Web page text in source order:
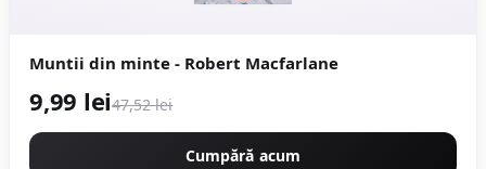
Muntii din minte - Robert Macfarlane
9,99 lei47,52 lei
Cumpără acum